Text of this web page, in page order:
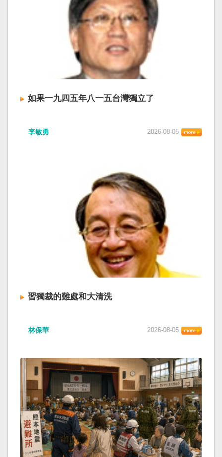
如果一九四五年八一五台灣獨立了
李敏勇 2026-08-05
習獨裁的難處和大清洗
林保華 2026-08-05